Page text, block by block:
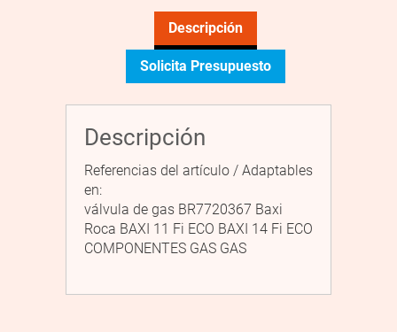
Descripción
Solicita Presupuesto
Descripción
Referencias del artículo / Adaptables
en:
válvula de gas BR7720367 Baxi
Roca BAXI 11 Fi ECO BAXI 14 Fi ECO
COMPONENTES GAS GAS